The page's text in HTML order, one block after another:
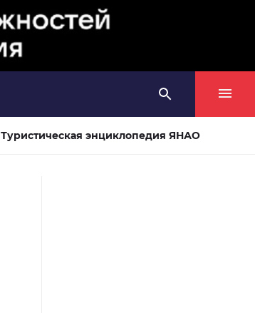
Туристическая энциклопедия ЯНАО